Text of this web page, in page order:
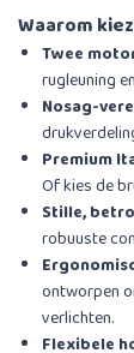
Waarom
Twee
rugleuning
Nosag-
Premium
Of kies de
Stille,
robuuste
ontworpen
verlichten.
Flexibele